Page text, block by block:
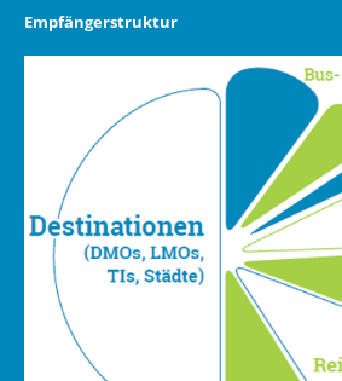
Empfängerstruktur